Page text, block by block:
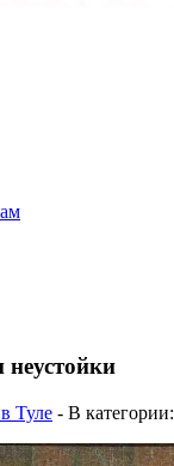
неустойки
Туле - В категории: